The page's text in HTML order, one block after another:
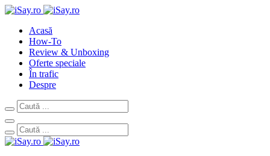
Acasă
How-To
Review & Unboxing
Oferte speciale
În trafic
Despre